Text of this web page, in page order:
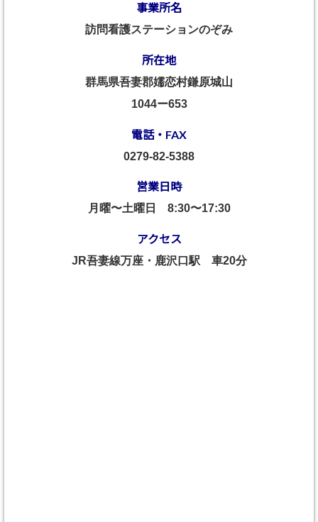
事業所名
訪問看護ステーションのぞみ
所在地
群馬県吾妻郡嬬恋村鎌原城山
1044ー653
電話・FAX
0279-82-5388
営業日時
月曜〜土曜日 8:30〜17:30
アクセス
JR吾妻線万座・鹿沢口駅 車20分